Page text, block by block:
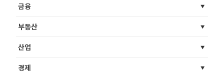
금융
부동산
산업
경제